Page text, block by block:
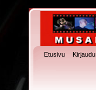
Etusivu Kirjaudu